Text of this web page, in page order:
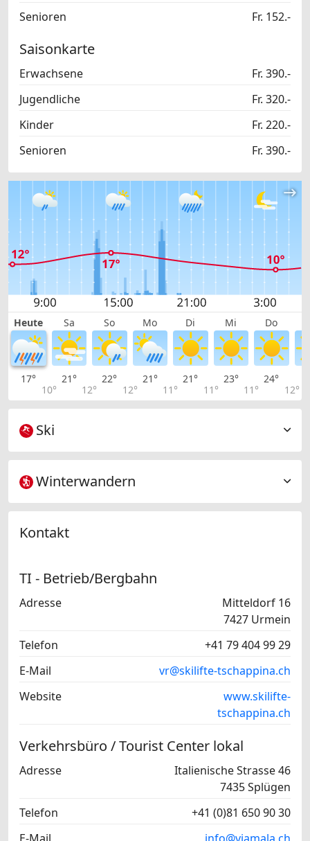
Senioren
Fr. 152.-
Saisonkarte
Erwachsene
Fr. 390.-
Jugendliche
Fr. 320.-
Kinder
Fr. 220.-
Senioren
Fr. 390.-
Heute Sa So Mo Di Mi Do
17°
10°
21°
12°
22°
12°
21°
11°
21°
11°
23°
11°
24°
12°
Ski
Winterwandern
Kontakt
TI - Betrieb/Bergbahn
Adresse
Mitteldorf 16
7427 Urmein
Telefon
+41 79 404 99 29
E-Mail
vr@skilifte-tschappina.ch
Website
www.skilifte-
tschappina.ch
Verkehrsbüro / Tourist Center lokal
Adresse
Italienische Strasse 46
7435 Splügen
Telefon
+41 (0)81 650 90 30